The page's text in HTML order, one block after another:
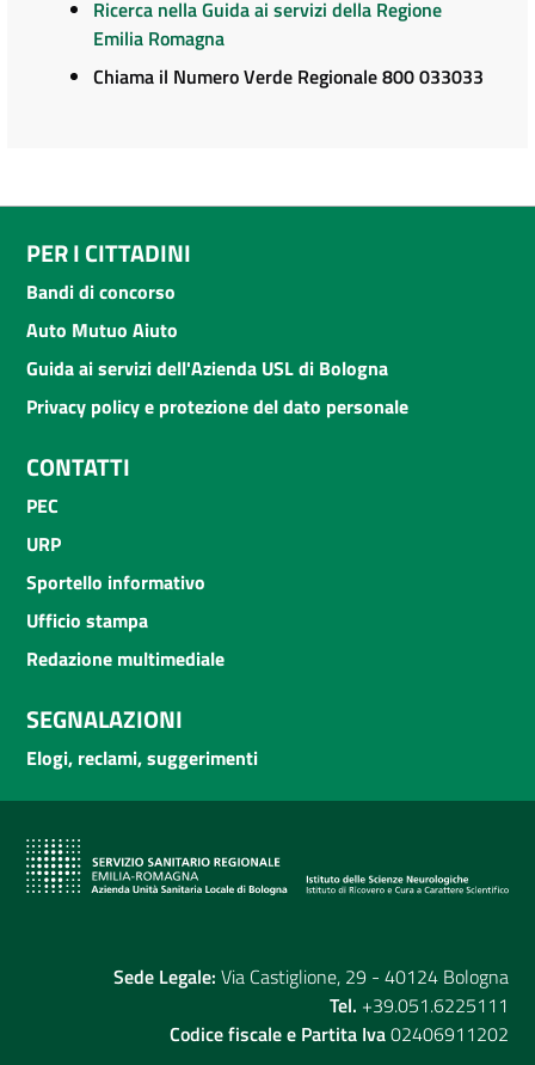
Ricerca nella Guida ai servizi della Regione
Emilia Romagna
Chiama il Numero Verde Regionale 800 033033
PER I CITTADINI
Bandi di concorso
Auto Mutuo Aiuto
Guida ai servizi dell'Azienda USL di Bologna
Privacy policy e protezione del dato personale
CONTATTI
PEC
URP
Sportello informativo
Ufficio stampa
Redazione multimediale
SEGNALAZIONI
Elogi, reclami, suggerimenti
Sede Legale: Via Castiglione, 29 - 40124 Bologna
Tel. +39.051.6225111
Codice fiscale e Partita Iva02406911202